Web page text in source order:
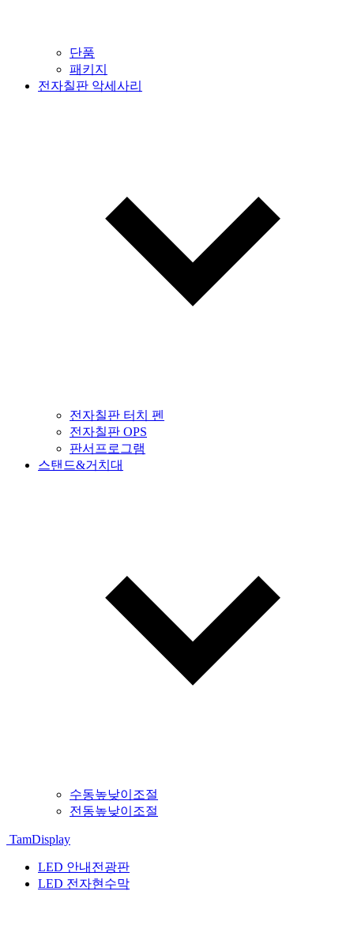
단품
패키지
전자칠판 악세사리
전자칠판 터치 펜
전자칠판 OPS
판서프로그램
스탠드&거치대
수동높낮이조절
전동높낮이조절
TamDisplay
LED 안내전광판
LED 전자현수막